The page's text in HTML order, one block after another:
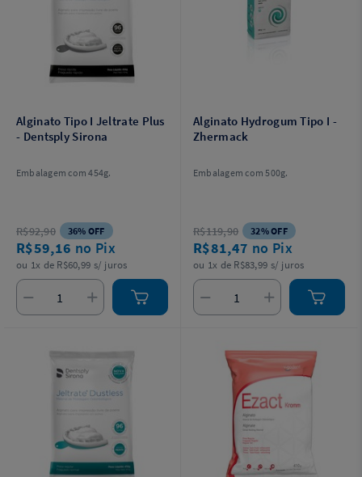
Alginato Tipo I Jeltrate Plus
- Dentsply Sirona
Embalagem com 454g.
R$92,90 36% OFF
R$59,16 no Pix
ou 1x de R$60,99 s/ juros
Alginato Hydrogum Tipo I -
Zhermack
Embalagem com 500g.
R$119,90 32% OFF
R$81,47 no Pix
ou 1x de R$83,99 s/ juros